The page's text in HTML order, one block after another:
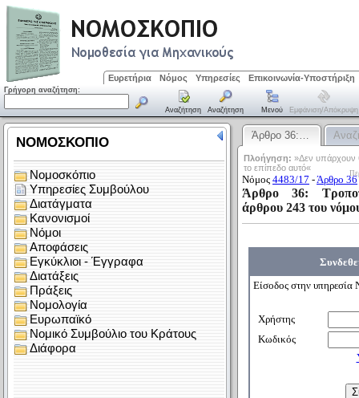
Ευρετήρια Νόμος Υπηρεσίες Επικοινωνία-Υποστήριξη
Γρήγορη αναζήτηση:
Αναζήτηση Αναζήτηση Μενού Εμφάνιση/απόκρυψη
Άρθρο 36:…